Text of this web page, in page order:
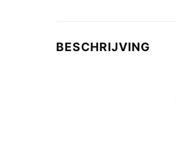
BESCHRIJVING